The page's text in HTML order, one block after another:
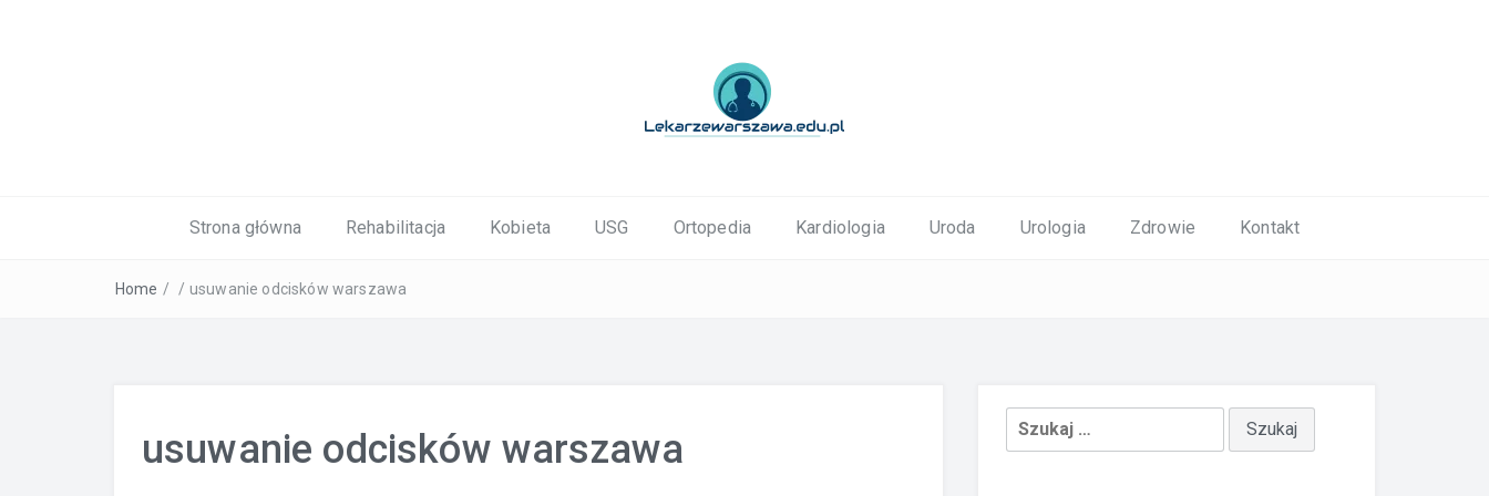
Strona główna Rehabilitacja Kobieta USG Ortopedia Kardiologia Uroda Urologia Zdrowie Kontakt
Home / / usuwanie odcisków warszawa
usuwanie odcisków warszawa
Szukaj: